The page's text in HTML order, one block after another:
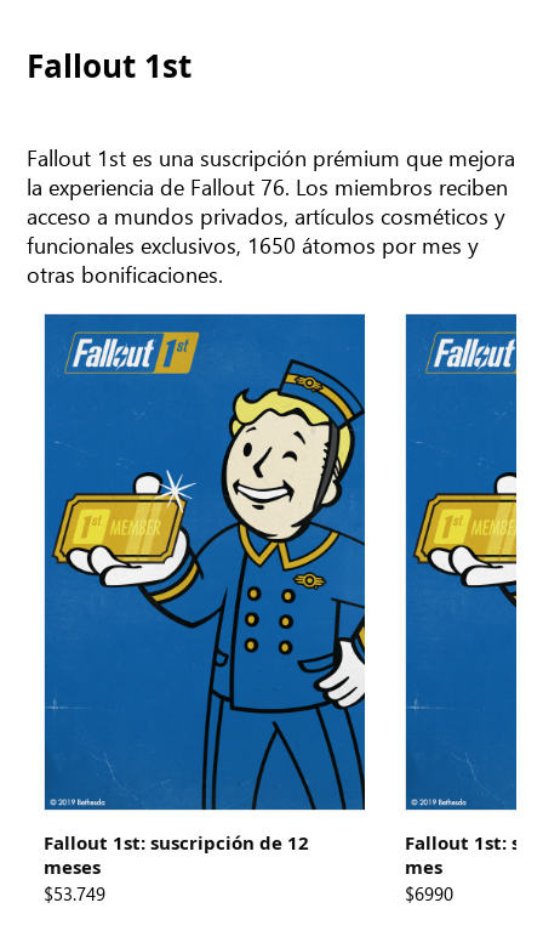
Fallout 1st
Fallout 1st es una suscripción prémium que mejora
la experiencia de Fallout 76. Los miembros reciben
acceso a mundos privados, artículos cosméticos y
funcionales exclusivos, 1650 átomos por mes y
otras bonificaciones.
Fallout 1st: suscripción de 12
meses
$53.749
Fallout 1st:
mes
$6990